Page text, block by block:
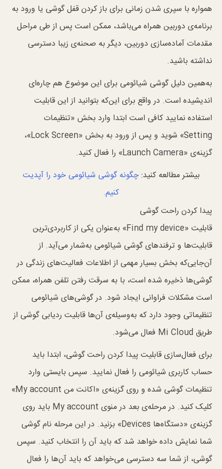
همواره با سپری شدن زمانی برای باز کردن قفل گوشی یا ورود به
برنامه‌ی دوربین همراه می‌باشد، ممکن است پس از طی مراحل
مقدمات آماده‌سازی دوربین، دیگر به صحنه‌ی زیبا دسترسی
نداشته باشید.
به‌همین دلیل گوشی شیائومی برای این موضوع هم چاره‌ای
اندیشیده است. در واقع برای این‌که بتوانید از این قابلیت
استفاده نمایید کافی است ابتدا وارد بخش «تنظیمات
Setting» شوید و پس از ورود به بخش «Lock Screen»،
گزینه‌ی «Launch Camera» را فعال کنید.
بیشتر مطالعه کنید:چگونه گوشی شیائومی خود را آپدیت
کنیم.
پیدا کردن راحت گوشی
قابلیت «Find my device» به‌عنوان یکی از کاربردی‌ترین
قابلیت‌ها و ترفندهای گوشی شیائومی به‌شمار می‌آید. از
آن‌جایی‌که بخش بسیار مهمی از اطلاعات فعالیت‌های زندگی در
گوشی‌ها ذخیره شده است، با به سرقت رفتن تلفن همراه، ممکن
است مشکلات فراوانی ایجاد شود. در گوشی‌های شیائومی
تنظیماتی وجود دارد که به‌وسیله‌ی آن‌ها قابلیت ردیابی گوشی از
طریق Mi Cloud فعال می‌شود.
برای فعال‌سازی قابلیت پیدا کردن راحت گوشی، ابتدا باید
حساب کاربری شیائومی را فعال نمایید. سپس بایستی وارد
تنظیمات گوشی شده و روی گزینه‌ی «اکانت من My account»
کلیک کنید. در مرحله‌ی بعد در منو‌ی My account باید روی
گزینه‌ی «دستگاه‌ها Devices» بزنید. در این مرحله نام گوشی
شما نمایش داده خواهد شد که باید آن را انتخاب کنید. سپس
گوشی، از شما سه دسترسی می‌خواهد که باید آن‌ها را فعال